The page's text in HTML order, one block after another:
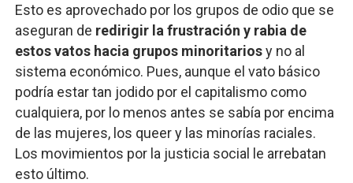
Esto es aprovechado por los grupos de odio que se
aseguran de redirigir la frustración y rabia de
estos vatos hacia grupos minoritariosy no al
sistema económico. Pues, aunque el vato básico
podría estar tan jodido por el capitalismo como
cualquiera, por lo menos antes se sabía por encima
de las mujeres, los queer y las minorías raciales.
Los movimientos por la justicia social le arrebatan
esto último.